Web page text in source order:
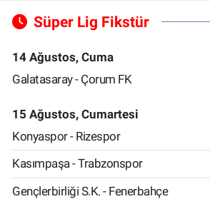
Süper Lig Fikstür
14 Ağustos, Cuma
Galatasaray - Çorum FK
15 Ağustos, Cumartesi
Konyaspor - Rizespor
Kasımpaşa - Trabzonspor
Gençlerbirliği S.K. - Fenerbahçe